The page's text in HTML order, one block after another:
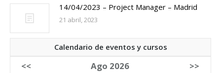
14/04/2023 – Project Manager – Madrid
21 abril, 2023
Calendario de eventos y cursos
<< Ago 2026 >>